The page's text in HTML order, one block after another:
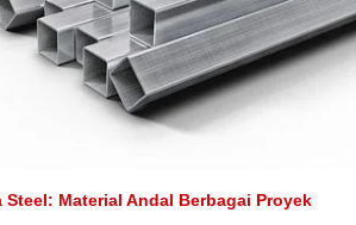
Steel: Material Andal Berbagai Proyek